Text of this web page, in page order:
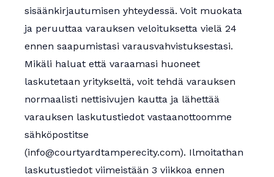
sisäänkirjautumisen yhteydessä. Voit muokata
ja peruuttaa varauksen veloituksetta vielä 24
ennen saapumistasi varausvahvistuksestasi.
Mikäli haluat että varaamasi huoneet
laskutetaan yritykseltä, voit tehdä varauksen
normaalisti nettisivujen kautta ja lähettää
varauksen laskutustiedot vastaanottoomme
sähköpostitse
(info@courtyardtamperecity.com). Ilmoitathan
laskutustiedot viimeistään 3 viikkoa ennen